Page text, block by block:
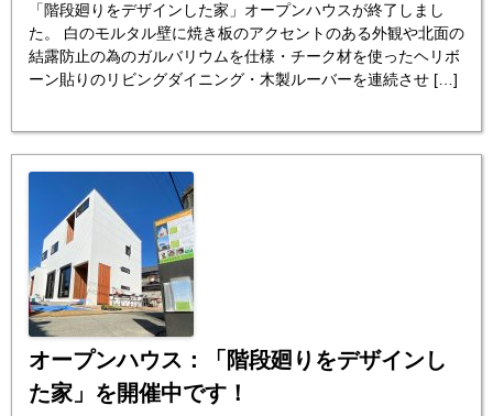
「階段廻りをデザインした家」オープンハウスが終了しまし
た。 白のモルタル壁に焼き板のアクセントのある外観や北面の
結露防止の為のガルバリウムを仕様・チーク材を使ったヘリボ
ーン貼りのリビングダイニング・木製ルーバーを連続させ […]
オープンハウス：「階段廻りをデザインし
た家」を開催中です！